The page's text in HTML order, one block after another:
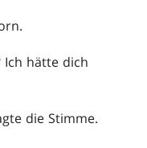
hätte dich
die Stimme.